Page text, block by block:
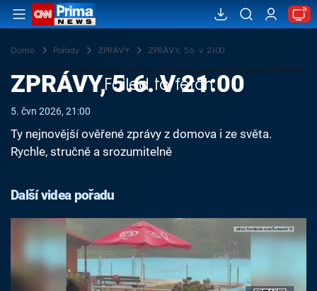
Domů Pořady ZPRÁVY ZPRÁVY, 5.6. v 21:00
Failed to fetch
ZPRÁVY, 5.6. V 21:00
5. čvn 2026, 21:00
Ty nejnovější ověřené zprávy z domova i ze světa.
Rychle, stručně a srozumitelně
Další videa pořadu